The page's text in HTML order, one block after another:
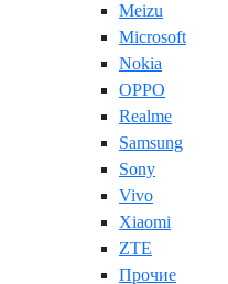
Meizu
Microsoft
Nokia
OPPO
Realme
Samsung
Sony
Vivo
Xiaomi
ZTE
Прочие